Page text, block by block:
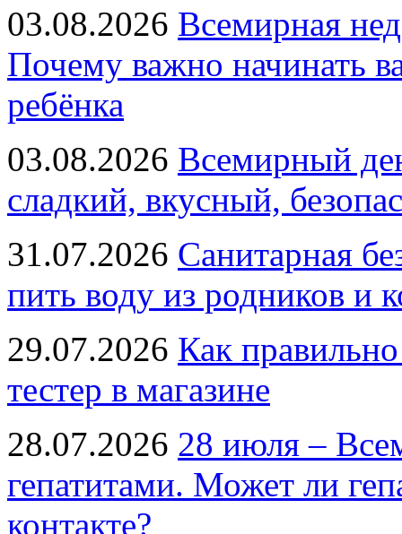
03.08.2026 Всемирная
Почему важно начинать
ребёнка
03.08.2026 Всемирный
сладкий, вкусный,
31.07.2026 Санитарная
пить воду из родников и
29.07.2026 Как
тестер в магазине
28.07.2026 28 июля –
гепатитами. Может ли
контакте?